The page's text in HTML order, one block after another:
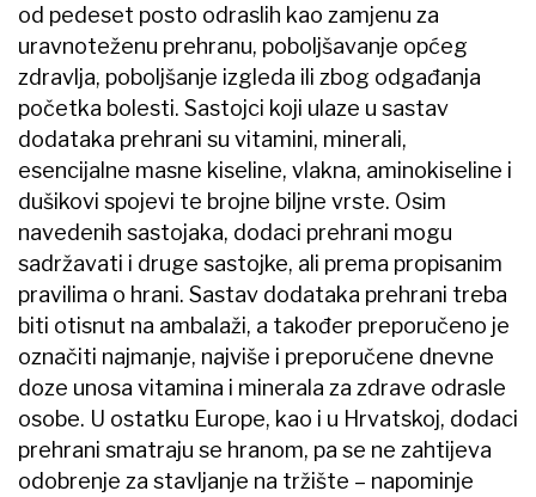
od pedeset posto odraslih kao zamjenu za
uravnoteženu prehranu, poboljšavanje općeg
zdravlja, poboljšanje izgleda ili zbog odgađanja
početka bolesti. Sastojci koji ulaze u sastav
dodataka prehrani su vitamini, minerali,
esencijalne masne kiseline, vlakna, aminokiseline i
dušikovi spojevi te brojne biljne vrste. Osim
navedenih sastojaka, dodaci prehrani mogu
sadržavati i druge sastojke, ali prema propisanim
pravilima o hrani. Sastav dodataka prehrani treba
biti otisnut na ambalaži, a također preporučeno je
označiti najmanje, najviše i preporučene dnevne
doze unosa vitamina i minerala za zdrave odrasle
osobe. U ostatku Europe, kao i u Hrvatskoj, dodaci
prehrani smatraju se hranom, pa se ne zahtijeva
odobrenje za stavljanje na tržište – napominje